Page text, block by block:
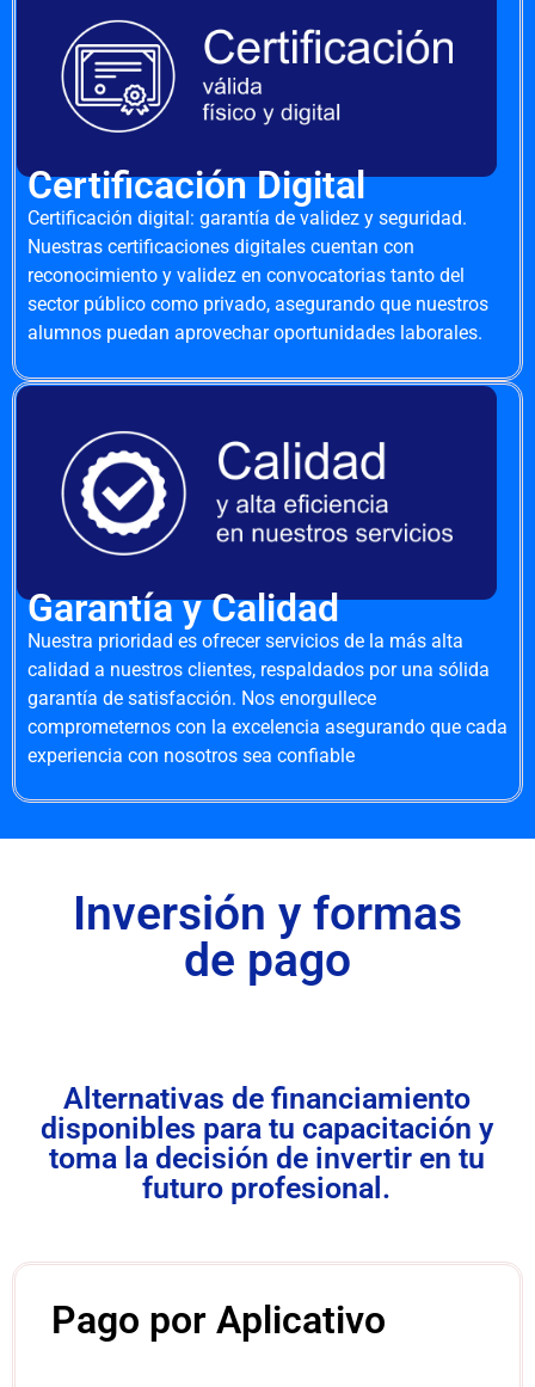
Certificación Digital
Certificación digital: garantía de validez y seguridad.
Nuestras certificaciones digitales cuentan con
reconocimiento y validez en convocatorias tanto del
sector público como privado, asegurando que nuestros
alumnos puedan aprovechar oportunidades laborales.
Garantía y Calidad
Nuestra prioridad es ofrecer servicios de la más alta
calidad a nuestros clientes, respaldados por una sólida
garantía de satisfacción. Nos enorgullece
comprometernos con la excelencia asegurando que cada
experiencia con nosotros sea confiable
Inversión y formas
de pago
Alternativas de financiamiento
disponibles para tu capacitación y
toma la decisión de invertir en tu
futuro profesional.
Pago por Aplicativo